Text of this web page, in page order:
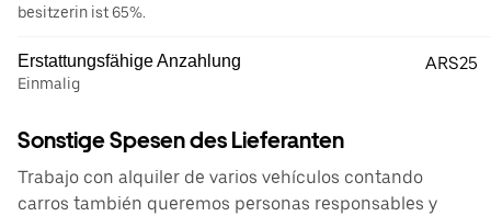
besitzerin ist 65%.
Erstattungsfähige Anzahlung
Einmalig
ARS25
Sonstige Spesen des Lieferanten
Trabajo con alquiler de varios vehículos contando
carros también queremos personas responsables y